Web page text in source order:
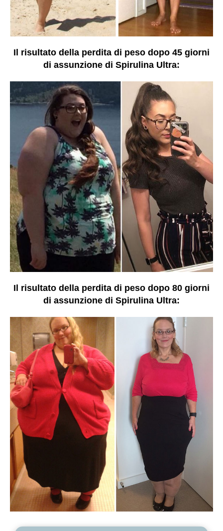
Il risultato della perdita di peso dopo 45 giorni
di assunzione di Spirulina Ultra:
Il risultato della perdita di peso dopo 80 giorni
di assunzione di Spirulina Ultra: